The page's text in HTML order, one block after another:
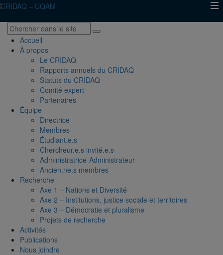
Accueil
À propos
Le CRIDAQ
Rapports annuels du CRIDAQ
Statuts du CRIDAQ
Comité expert
Partenaires
Équipe
Directrice
Membres
Étudiant.e.s
Chercheur.e.s invité.e.s
Administratrice-Administrateur
Ancien.ne.s membres
Recherche
Axe 1 – Nations et Diversité
Axe 2 – Institutions, justice sociale et territoires
Axe 3 – Démocratie et pluralisme
Projets de recherche
Activités
Publications
Nous joindre